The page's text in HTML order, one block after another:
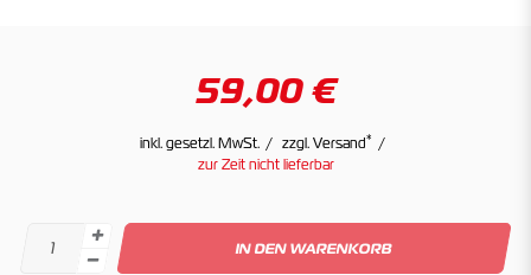
59,00 €
inkl. gesetzl. MwSt. zzgl. Versand*
zur Zeit nicht lieferbar
IN DEN WARENKORB